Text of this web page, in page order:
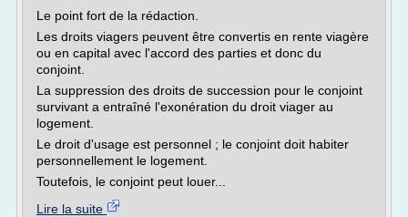
Le point fort de la rédaction.
Les droits viagers peuvent être convertis en rente viagère
ou en capital avec l'accord des parties et donc du
conjoint.
La suppression des droits de succession pour le conjoint
survivant a entraîné l'exonération du droit viager au
logement.
Le droit d'usage est personnel ; le conjoint doit habiter
personnellement le logement.
Toutefois, le conjoint peut louer...
Lire la suite